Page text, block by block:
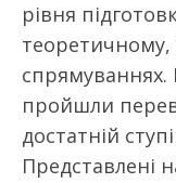
рівня
теоретичному,
спрямуваннях.
пройшли
достатній
Представлені